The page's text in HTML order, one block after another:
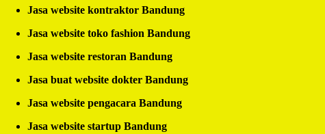
Jasa website kontraktor Bandung
Jasa website toko fashion Bandung
Jasa website restoran Bandung
Jasa buat website dokter Bandung
Jasa website pengacara Bandung
Jasa website startup Bandung